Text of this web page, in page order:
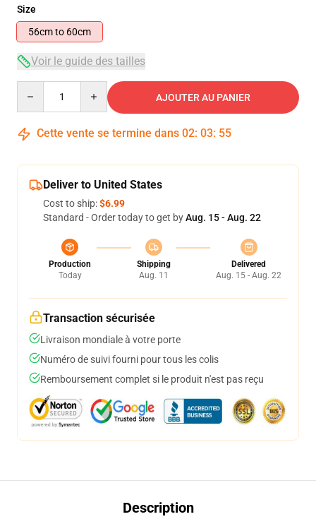
Size
56cm to 60cm
Voir le guide des tailles
AJOUTER AU PANIER
Cette vente se termine dans 02: 03: 54
Deliver to United States
Cost to ship:$6.99
Standard - Order today to get byAug. 15 - Aug. 22
Production
Today
Shipping
Aug. 11
Delivered
Aug. 15 - Aug. 22
Transaction sécurisée
Livraison mondiale à votre porte
Numéro de suivi fourni pour tous les colis
Remboursement complet si le produit n'est pas reçu
Description